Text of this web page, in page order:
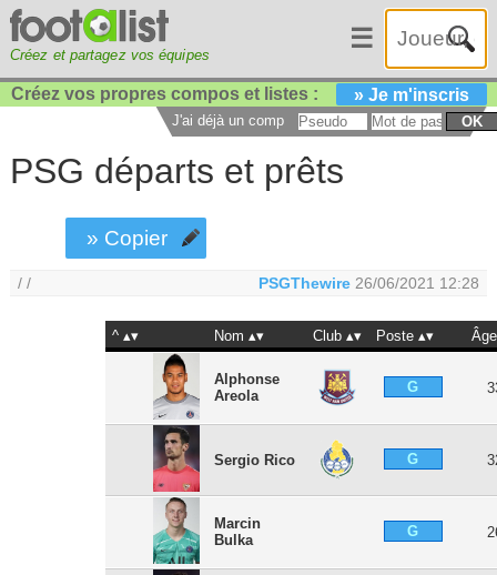
Créez et partagez vos équipes
☰
Créez vos propres compos et listes : » Je m'inscris
J'ai déjà un compte : OK
PSG départs et prêts
» Copier
/ / PSGThewire 26/06/2021 12:28
^ Nom Club Poste Âge
Alphonse
Areola
G
Sergio Rico G
Marcin
Bulka
G